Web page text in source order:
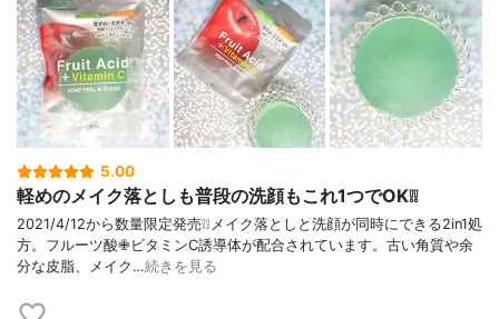
5.00
軽めのメイク落としも普段の洗顔もこれ1つでOK❕❕
2021/4/12から数量限定発売❕❕メイク落としと洗顔が同時にできる2in1処
方。フルーツ酸✙ビタミンC誘導体が配合されています。古い角質や余
分な皮脂、メイク…続きを見る